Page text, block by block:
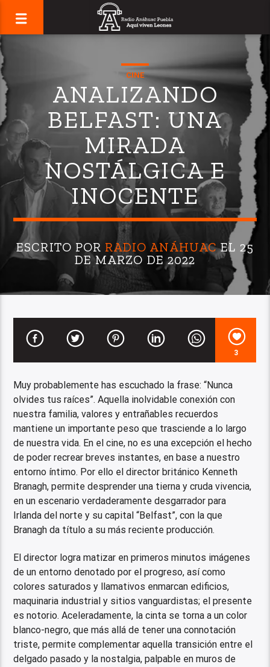
CINE
ANALIZANDO
BELFAST: UNA
MIRADA
NOSTÁLGICA E
INOCENTE
ESCRITO POR RADIO ANÁHUACEL 25
DE MARZO DE 2022
3
Muy probablemente has escuchado la frase: “Nunca
olvides tus raíces”. Aquella inolvidable conexión con
nuestra familia, valores y entrañables recuerdos
mantiene un importante peso que trasciende a lo largo
de nuestra vida. En el cine, no es una excepción el hecho
de poder recrear breves instantes, en base a nuestro
entorno íntimo. Por ello el director británico Kenneth
Branagh, permite desprender una tierna y cruda vivencia,
en un escenario verdaderamente desgarrador para
Irlanda del norte y su capital “Belfast”, con la que
Branagh da título a su más reciente producción.
El director logra matizar en primeros minutos imágenes
de un entorno denotado por el progreso, así como
colores saturados y llamativos enmarcan edificios,
maquinaria industrial y sitios vanguardistas; el presente
es notorio. Aceleradamente, la cinta se torna a un color
blanco-negro, que más allá de tener una connotación
triste, permite complementar aquella transición entre el
delgado pasado y la nostalgia, palpable en muros de